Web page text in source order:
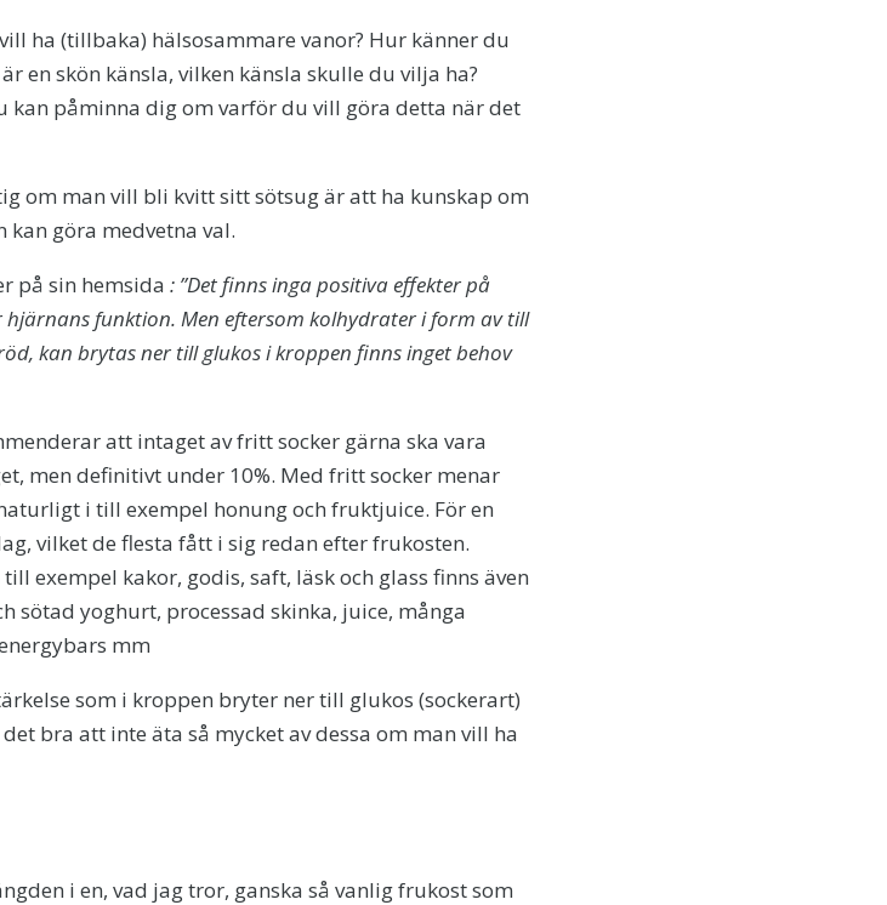
ha (tillbaka) hälsosammare vanor? Hur känner du
en skön känsla, vilken känsla skulle du vilja ha?
kan påminna dig om varför du vill göra detta när det
om man vill bli kvitt sitt sötsug är att ha kunskap om
kan göra medvetna val.
på sin hemsida : ”Det finns inga positiva effekter på
funktion. Men eftersom kolhydrater i form av till
kan brytas ner till glukos i kroppen finns inget behov
att intaget av fritt socker gärna ska vara
men definitivt under 10%. Med fritt socker menar
i till exempel honung och fruktjuice. För en
vilket de flesta fått i sig redan efter frukosten.
exempel kakor, godis, saft, läsk och glass finns även
sötad yoghurt, processad skinka, juice, många
mm
som i kroppen bryter ner till glukos (sockerart)
bra att inte äta så mycket av dessa om man vill ha
i en, vad jag tror, ​​ganska så vanlig frukost som